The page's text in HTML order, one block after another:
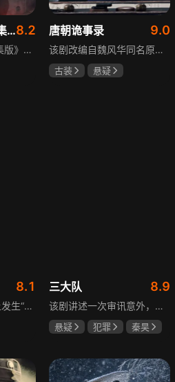
我的绝密生涯40集版8.2
《我的绝密生涯40集版》以1931年东北为背景，苏联特使引发暗杀行动，商人关郁达卷入被重伤失踪，妻子谭梓君带家人在新京安顿。八年后关郁达打入日本特务机关为我党提供情报，与谭梓君相遇却因身份不能相认，谭梓君心中充满怀疑。
唐朝诡事录 9.0
该剧改编自魏风华同名原著，讲述繁华大唐盛世下发生的一系列奇闻异事。长安金吾卫中郎将卢凌风与狄公亲传弟子苏无名携手，共破《长安红茶》《石桥图》等九个诡异案件，从新娘失踪案到宫廷秘闻，从朝堂到乡间，他们在破案过程中相互了解，逐渐成长，共同守护苍生，担负起挽救社稷于危急的使命。
古装
悬疑
8.1
民国初年，南洋海上发生“水鬼望乡”离奇命案，张家外派调查神秘事务的南部档案馆坐办张海盐、张海虾二人搭档亲往调查，却意外卷入了一个用于猎杀海外张家人的绝命死局。张海虾以自己的死谋局求解，送张海盐上了“南安号”巨轮回厦城以图他能够有一线生机，但这趟波澜诡谲的航程似乎才刚刚起航，一手遮天的军阀大佬、单纯执着的少年账房、还有十年未见的至亲故人……张海盐独自面对着接踵而至的意外，而当他踏上厦城的那一刻，真正属于两个少年的命运才初初开始转动。
三大队 8.9
该剧讲述一次审讯意外，三大队刑警程兵入狱服刑，队友受牵连脱警、降职，曾经的警界精英三大队分崩离析。十年牢狱，程兵重获自由，失去一切，而案件的犯罪嫌疑人王大勇依旧在逃。穿一天警服，终身是正义，不甘化作执着，利刃再次出鞘，程兵和三大队的兄弟重新集结踏上追凶之路，在孤独漫长的旅途中配合警方千里追凶，也在这苦行僧一样的历程中重新找到人生的坐标和生命的意义。本片根据原载于“网易人间”作者深蓝的《请转告局长，三大队任务完成》改编。
悬疑 犯罪
秦昊